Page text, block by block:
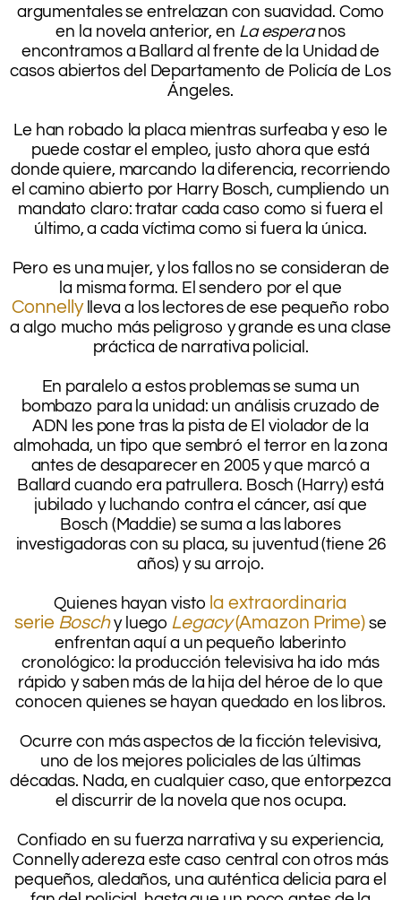
argumentales se entrelazan con suavidad. Como
en la novela anterior, en La esperanos
encontramos a Ballard al frente de la Unidad de
casos abiertos del Departamento de Policía de Los
Ángeles.
Le han robado la placa mientras surfeaba y eso le
puede costar el empleo, justo ahora que está
donde quiere, marcando la diferencia, recorriendo
el camino abierto por Harry Bosch, cumpliendo un
mandato claro: tratar cada caso como si fuera el
último, a cada víctima como si fuera la única.
Pero es una mujer, y los fallos no se consideran de
la misma forma. El sendero por el que
Connelly lleva a los lectores de ese pequeño robo
a algo mucho más peligroso y grande es una clase
práctica de narrativa policial.
En paralelo a estos problemas se suma un
bombazo para la unidad: un análisis cruzado de
ADN les pone tras la pista de El violador de la
almohada, un tipo que sembró el terror en la zona
antes de desaparecer en 2005 y que marcó a
Ballard cuando era patrullera. Bosch (Harry) está
jubilado y luchando contra el cáncer, así que
Bosch (Maddie) se suma a las labores
investigadoras con su placa, su juventud (tiene 26
años) y su arrojo.
Quienes hayan visto la extraordinaria
serie Boschy luego Legacy(Amazon Prime) se
enfrentan aquí a un pequeño laberinto
cronológico: la producción televisiva ha ido más
rápido y saben más de la hija del héroe de lo que
conocen quienes se hayan quedado en los libros.
Ocurre con más aspectos de la ficción televisiva,
uno de los mejores policiales de las últimas
décadas. Nada, en cualquier caso, que entorpezca
el discurrir de la novela que nos ocupa.
Confiado en su fuerza narrativa y su experiencia,
Connelly adereza este caso central con otros más
pequeños, aledaños, una auténtica delicia para el